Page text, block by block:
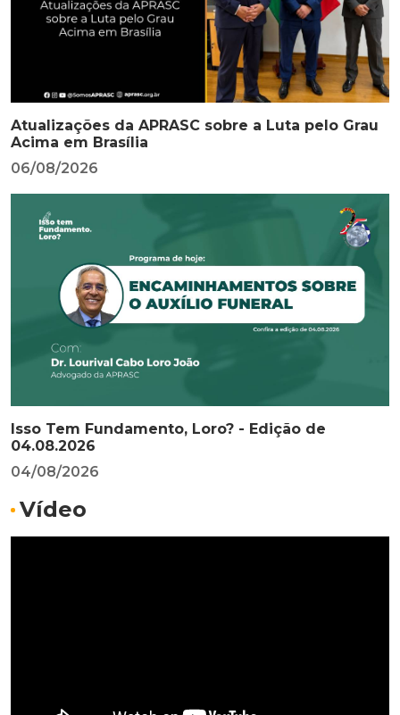
Atualizações da APRASC sobre a Luta pelo Grau
Acima em Brasília
06/08/2026
Isso Tem Fundamento, Loro? - Edição de
04.08.2026
04/08/2026
Vídeo